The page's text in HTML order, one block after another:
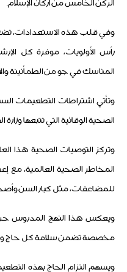
وفي قلب هذه الاستعدادات،
رأس الأولويات، موفرة كل
المناسك في جو من الطمأنينة
وتأتي اشتراطات التطعيمات
الصحية الوقائية التي تتبعها وزارة
وتركز التوصيات الصحية هذا
المخاطر الصحية العالمية، مع
للمضاعفات، مثل كبار السن
ويعكس هذا النهج المدروس
مخصصة تضمن سلامة كل حاج
ويسهم التزام الحاج بهذه